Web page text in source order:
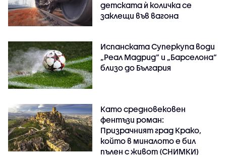
детската ѝ количка се
заклещи във вагона
Испанската Суперкупа води
„Реал Мадрид“ и „Барселона“
близо до България
Като средновековен
фентъзи роман:
Призрачният град Крако,
който в миналото е бил
пълен с живот (СНИМКИ)